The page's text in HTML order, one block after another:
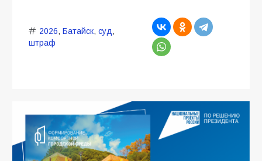
2026, Батайск, суд,
штраф